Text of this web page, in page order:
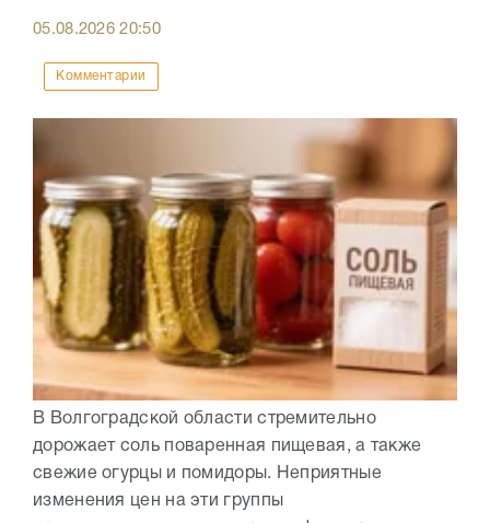
05.08.202620:50
Комментарии
В Волгоградской области стремительно
дорожает соль поваренная пищевая, а также
свежие огурцы и помидоры. Неприятные
изменения цен на эти группы